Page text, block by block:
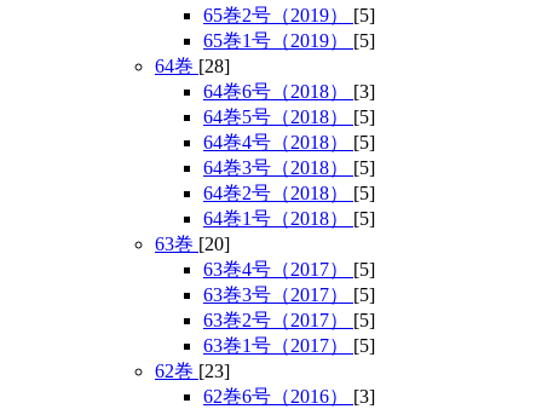
65巻2号（2019） [5]
65巻1号（2019） [5]
64巻 [28]
64巻6号（2018） [3]
64巻5号（2018） [5]
64巻4号（2018） [5]
64巻3号（2018） [5]
64巻2号（2018） [5]
64巻1号（2018） [5]
63巻 [20]
63巻4号（2017） [5]
63巻3号（2017） [5]
63巻2号（2017） [5]
63巻1号（2017） [5]
62巻 [23]
62巻6号（2016） [3]